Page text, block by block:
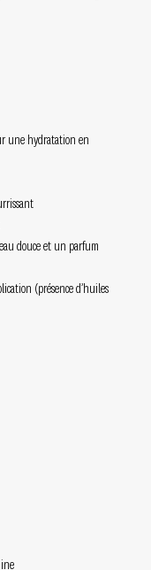
une hydratation en
douce et un parfum
(présence d’huiles